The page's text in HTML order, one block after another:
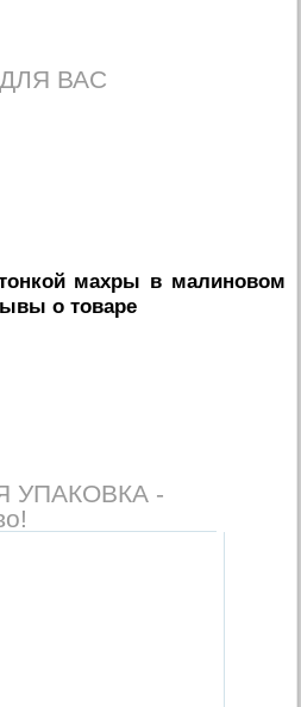
ВАС
махры в малиновом
о товаре
УПАКОВКА -